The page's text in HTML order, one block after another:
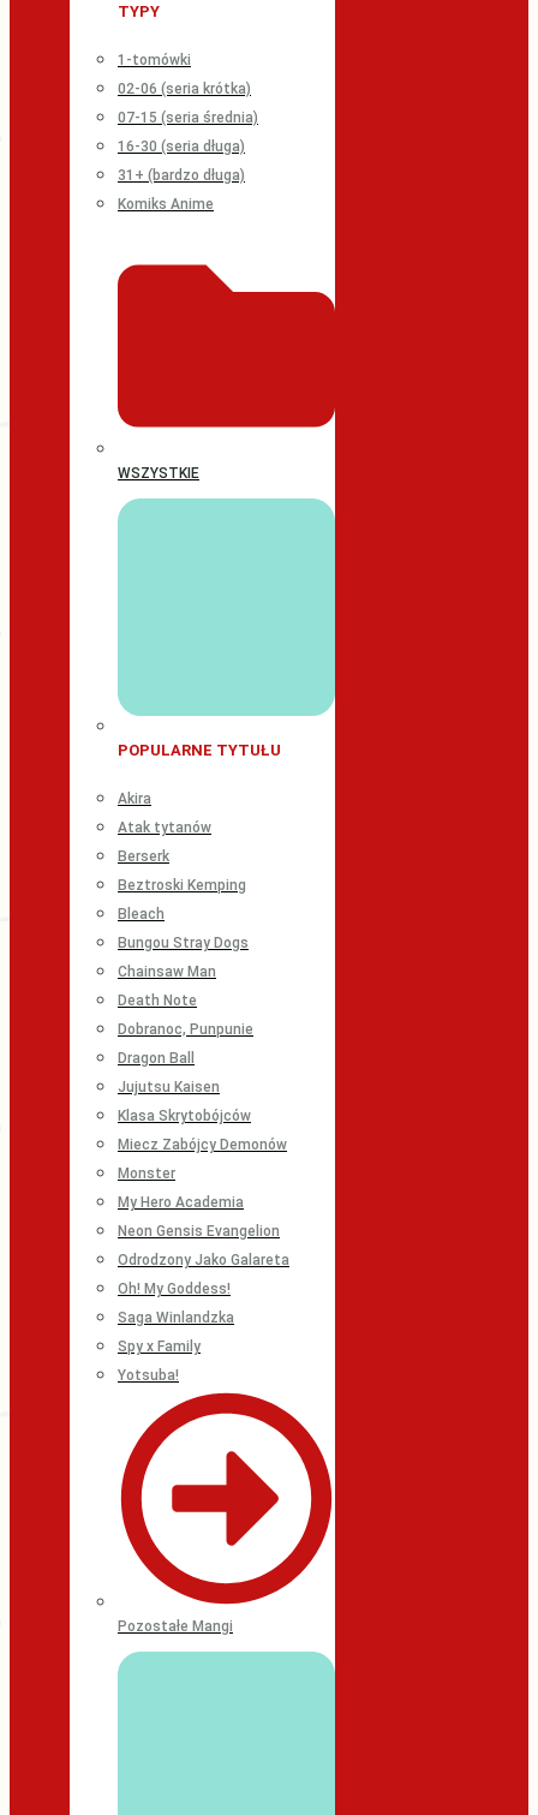
TYPY
1-tomówki
02-06 (seria krótka)
07-15 (seria średnia)
16-30 (seria długa)
31+ (bardzo długa)
Komiks Anime
WSZYSTKIE
POPULARNE TYTUŁU
Akira
Atak tytanów
Berserk
Beztroski Kemping
Bleach
Bungou Stray Dogs
Chainsaw Man
Death Note
Dobranoc, Punpunie
Dragon Ball
Jujutsu Kaisen
Klasa Skrytobójców
Miecz Zabójcy Demonów
Monster
My Hero Academia
Neon Gensis Evangelion
Odrodzony Jako Galareta
Oh! My Goddess!
Saga Winlandzka
Spy x Family
Yotsuba!
Pozostałe Mangi